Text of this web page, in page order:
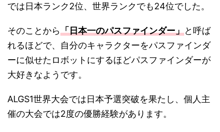
では日本ランク2位、世界ランクでも24位でした。
そのことから「日本一のパスファインダー」と呼ば
れるほどで、自分のキャラクターをパスファインダ
ーに似せたロボットにするほどパスファインダーが
大好きなようです。
ALGS1世界大会では日本予選突破を果たし、個人主
催の大会では2度の優勝経験があります。